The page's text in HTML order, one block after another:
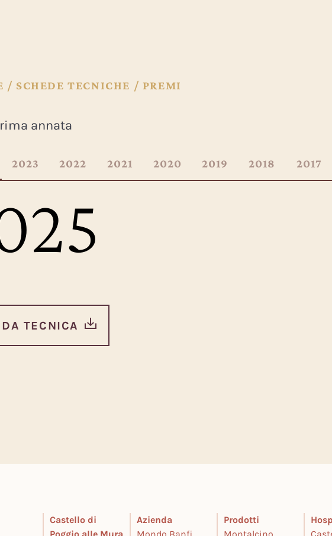
/ SCHEDE TECNICHE / PREMI
annata
2023 2022 2021 2020 2019 2018 2017
TECNICA
Castello di
Azienda
Prodotti